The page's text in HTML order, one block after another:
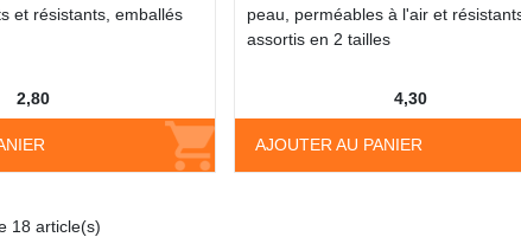
et résistants, emballés
2,80
peau, perméables à l'air et
assortis en 2 tailles
AJOUTER AU PANIER
4,30
18 article(s)